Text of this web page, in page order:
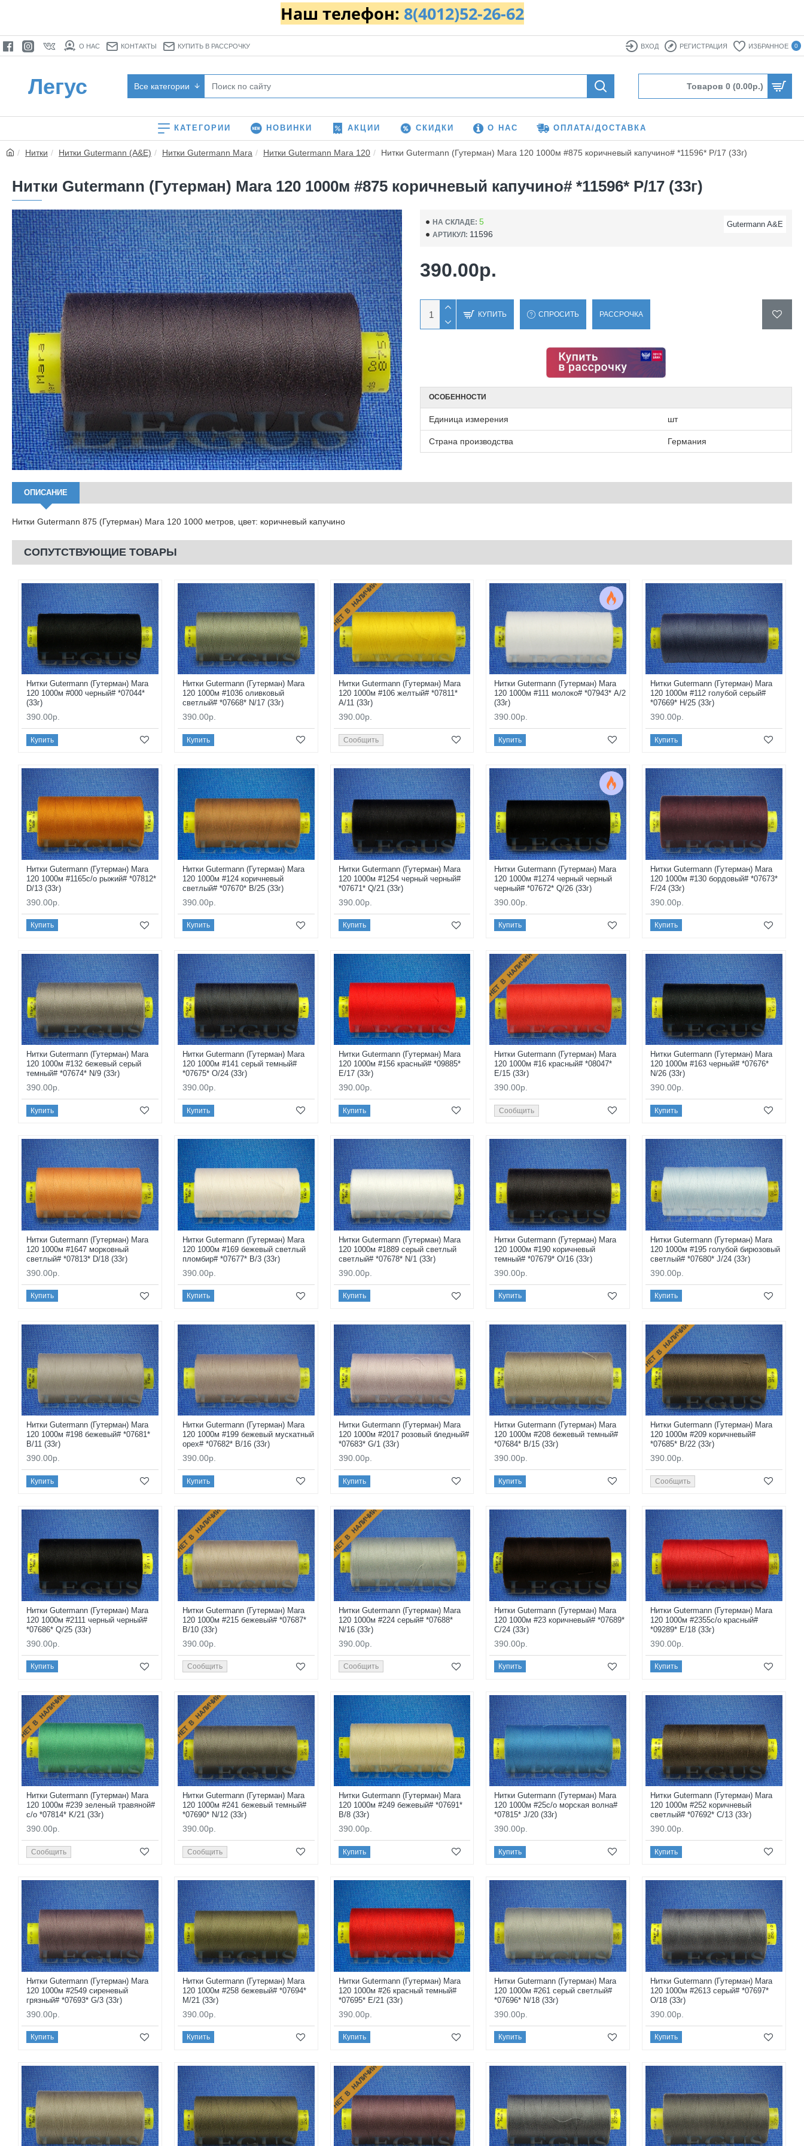
Наш телефон: 8(4012)52-26-62
О НАС КОНТАКТЫ КУПИТЬ В РАССРОЧКУ ВХОД РЕГИСТРАЦИЯ ИЗБРАННОЕ 0
Легус Все категории Товаров 0 (0.00р.)
КАТЕГОРИИ НОВИНКИ АКЦИИ СКИДКИ О НАС ОПЛАТА/ДОСТАВКА
Нитки Нитки Gutermann (A&E) Нитки Gutermann Mara Нитки Gutermann Mara 120 Нитки Gutermann (Гутерман) Mara 120 1000м #875 коричневый капучино# *11596* P/17 (33г)
Нитки Gutermann (Гутерман) Mara 120 1000м #875 коричневый капучино# *11596* P/17 (33г)
НА СКЛАДЕ: 5
АРТИКУЛ: 11596
Gutermann A&E
390.00р.
КУПИТЬ СПРОСИТЬ РАССРОЧКА
ОСОБЕННОСТИ
Единица измерения шт
Страна производства Германия
ОПИСАНИЕ
Нитки Gutermann 875 (Гутерман) Mara 120 1000 метров, цвет: коричневый капучино
СОПУТСТВУЮЩИЕ ТОВАРЫ
Нитки Gutermann (Гутерман) Mara
120 1000м #000 черный# *07044*
(33г)
390.00р.
Купить
Нитки Gutermann (Гутерман) Mara
120 1000м #1036 оливковый
светлый# *07668* N/17 (33г)
390.00р.
Купить
НЕТ В НАЛИЧИИ
Нитки Gutermann (Гутерман) Mara
120 1000м #106 желтый# *07811*
A/11 (33г)
390.00р.
Сообщить
Нитки Gutermann (Гутерман) Mara
120 1000м #111 молоко# *07943* A/2
(33г)
390.00р.
Купить
Нитки Gutermann (Гутерман) Mara
120 1000м #112 голубой серый#
*07669* H/25 (33г)
390.00р.
Купить
Нитки Gutermann (Гутерман) Mara
120 1000м #1165с/о рыжий# *07812*
D/13 (33г)
390.00р.
Купить
Нитки Gutermann (Гутерман) Mara
120 1000м #124 коричневый
светлый# *07670* B/25 (33г)
390.00р.
Купить
Нитки Gutermann (Гутерман) Mara
120 1000м #1254 черный черный#
*07671* Q/21 (33г)
390.00р.
Купить
Нитки Gutermann (Гутерман) Mara
120 1000м #1274 черный черный
черный# *07672* Q/26 (33г)
390.00р.
Купить
Нитки Gutermann (Гутерман) Mara
120 1000м #130 бордовый# *07673*
F/24 (33г)
390.00р.
Купить
Нитки Gutermann (Гутерман) Mara
120 1000м #132 бежевый серый
темный# *07674* N/9 (33г)
390.00р.
Купить
Нитки Gutermann (Гутерман) Mara
120 1000м #141 серый темный#
*07675* O/24 (33г)
390.00р.
Купить
Нитки Gutermann (Гутерман) Mara
120 1000м #156 красный# *09885*
E/17 (33г)
390.00р.
Купить
НЕТ В НАЛИЧИИ
Нитки Gutermann (Гутерман) Mara
120 1000м #16 красный# *08047*
E/15 (33г)
390.00р.
Сообщить
Нитки Gutermann (Гутерман) Mara
120 1000м #163 черный# *07676*
N/26 (33г)
390.00р.
Купить
Нитки Gutermann (Гутерман) Mara
120 1000м #1647 морковный
светлый# *07813* D/18 (33г)
390.00р.
Купить
Нитки Gutermann (Гутерман) Mara
120 1000м #169 бежевый светлый
пломбир# *07677* B/3 (33г)
390.00р.
Купить
Нитки Gutermann (Гутерман) Mara
120 1000м #1889 серый светлый
светлый# *07678* N/1 (33г)
390.00р.
Купить
Нитки Gutermann (Гутерман) Mara
120 1000м #190 коричневый
темный# *07679* O/16 (33г)
390.00р.
Купить
Нитки Gutermann (Гутерман) Mara
120 1000м #195 голубой бирюзовый
светлый# *07680* J/24 (33г)
390.00р.
Купить
Нитки Gutermann (Гутерман) Mara
120 1000м #198 бежевый# *07681*
B/11 (33г)
390.00р.
Купить
Нитки Gutermann (Гутерман) Mara
120 1000м #199 бежевый мускатный
орех# *07682* B/16 (33г)
390.00р.
Купить
Нитки Gutermann (Гутерман) Mara
120 1000м #2017 розовый бледный#
*07683* G/1 (33г)
390.00р.
Купить
Нитки Gutermann (Гутерман) Mara
120 1000м #208 бежевый темный#
*07684* B/15 (33г)
390.00р.
Купить
НЕТ В НАЛИЧИИ
Нитки Gutermann (Гутерман) Mara
120 1000м #209 коричневый#
*07685* B/22 (33г)
390.00р.
Сообщить
Нитки Gutermann (Гутерман) Mara
120 1000м #2111 черный черный#
*07686* Q/25 (33г)
390.00р.
Купить
НЕТ В НАЛИЧИИ
Нитки Gutermann (Гутерман) Mara
120 1000м #215 бежевый# *07687*
B/10 (33г)
390.00р.
Сообщить
НЕТ В НАЛИЧИИ
Нитки Gutermann (Гутерман) Mara
120 1000м #224 серый# *07688*
N/16 (33г)
390.00р.
Сообщить
Нитки Gutermann (Гутерман) Mara
120 1000м #23 коричневый# *07689*
C/24 (33г)
390.00р.
Купить
Нитки Gutermann (Гутерман) Mara
120 1000м #2355с/о красный#
*09289* E/18 (33г)
390.00р.
Купить
НЕТ В НАЛИЧИИ
Нитки Gutermann (Гутерман) Mara
120 1000м #239 зеленый травяной#
с/о *07814* K/21 (33г)
390.00р.
Сообщить
НЕТ В НАЛИЧИИ
Нитки Gutermann (Гутерман) Mara
120 1000м #241 бежевый темный#
*07690* N/12 (33г)
390.00р.
Сообщить
Нитки Gutermann (Гутерман) Mara
120 1000м #249 бежевый# *07691*
B/8 (33г)
390.00р.
Купить
Нитки Gutermann (Гутерман) Mara
120 1000м #25с/о морская волна#
*07815* J/20 (33г)
390.00р.
Купить
Нитки Gutermann (Гутерман) Mara
120 1000м #252 коричневый
светлый# *07692* C/13 (33г)
390.00р.
Купить
Нитки Gutermann (Гутерман) Mara
120 1000м #2549 сиреневый
грязный# *07693* G/3 (33г)
390.00р.
Купить
Нитки Gutermann (Гутерман) Mara
120 1000м #258 бежевый# *07694*
M/21 (33г)
390.00р.
Купить
Нитки Gutermann (Гутерман) Mara
120 1000м #26 красный темный#
*07695* E/21 (33г)
390.00р.
Купить
Нитки Gutermann (Гутерман) Mara
120 1000м #261 серый светлый#
*07696* N/18 (33г)
390.00р.
Купить
Нитки Gutermann (Гутерман) Mara
120 1000м #2613 серый# *07697*
O/18 (33г)
390.00р.
Купить
НЕТ В НАЛИЧИИ